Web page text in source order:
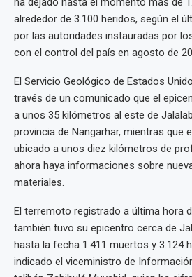
alrededor de 3.100 heridos, según el
por las autoridades instauradas por
con el control del país en agosto de
El Servicio Geológico de Estados
través de un comunicado que el
a unos 35 kilómetros al este de
provincia de Nangarhar, mientras que
ubicado a unos diez kilómetros de
ahora haya informaciones sobre
materiales.
El terremoto registrado a última hora
también tuvo su epicentro cerca de
hasta la fecha 1.411 muertos y 3.124
indicado el viceministro de